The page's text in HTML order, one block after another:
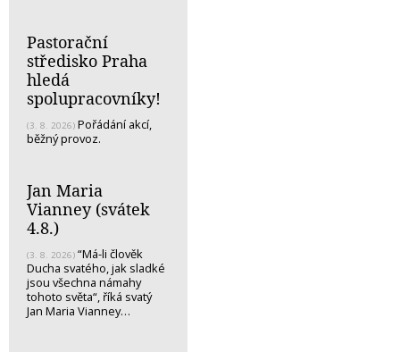
Pastorační
středisko Praha
hledá
spolupracovníky!
(3. 8. 2026) Pořádání akcí,
běžný provoz.
Jan Maria
Vianney (svátek
4.8.)
(3. 8. 2026) “Má-li člověk
Ducha svatého, jak sladké
jsou všechna námahy
tohoto světa“, říká svatý
Jan Maria Vianney…